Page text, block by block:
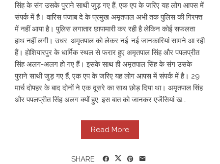
सिंह के संग उसके पुराने साथी जुड़ गए हैं, एक एप के जरिए यह लोग आपस में
संपर्क में है। वारिस पंजाब दे के प्रमुख अमृतपाल अभी तक पुलिस की गिरफ्त
में नहीं आया है। पुलिस लगातार छापामारी कर रही है लेकिन कोई सफलता
हाथ नहीं लगी। उधर, अमृतपाल को लेकर नई-नई जानकारियां सामने आ रही
हैं। होशियारपुर के धार्मिक स्थल से फरार हुए अमृतपाल सिंह और पपलप्रीत
सिंह अलग-अलग हो गए हैं। इसके साथ ही अमृतपाल सिंह के संग उसके
पुराने साथी जुड़ गए हैं, एक एप के जरिए यह लोग आपस में संपर्क में है। 29
मार्च दोपहर के बाद दोनों ने एक दूसरे का साथ छोड़ दिया था। अमृतपाल सिंह
और पपलप्रीत सिंह अलग क्यों हुए, इस बात को जानकर एजेंसियां ख...
Read More
SHARE